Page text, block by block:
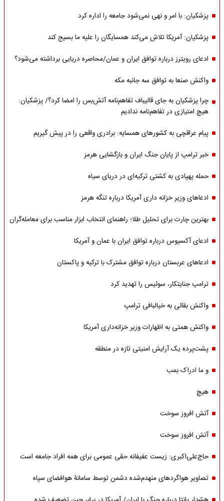
پزشکیان: با امر و نهی نمی‌شود جامعه را اداره کرد
پزشکیان: آمریکا تلاش می‌کند همسایگان را علیه ما بسیج کند
ادعای رویترز درباره توافق ایران و عمان/محاصره دریایی برداشته می‌شود؟
واکنش صنعا به توافق سه جانبه مکه
چرا پزشکیان به جای قالیباف تفاهم‌نامه آتش‌بس را امضا کرد؟/ پزشکیان:
هیچ امتیازی در تفاهم‌نامه ندادیم
پیام عراقچی به کشورهای همسایه: برادری واقعی را در پیش گیریم
خبر ترامپ از پایان جنگ ایران و بازگشایی هرمز
حمله پهپادی به کشتی ترکیه‌ای در دریای سیاه
ادعاهای وزیر خزانه داری آمریکا درباره تنگه هرمز
بهترین چارت برای تحلیل طلا؛ راهنمای انتخاب ابزار مناسب برای معامله‌گران
ادعای آکسیوس درباره توافق ایران با عمان و آمریکا
ادعاهای عربستان درباره توافق مشترک با ترکیه و پاکستان
ترامپ جنایتکار، سوئیس را تهدید کرد
واکنش بقائی به خیالبافی ترامپ
واکنش همتی به اظهارات وزیر خزانه‌داری آمریکا
پشت‌پرده یک آرایش امنیتی تازه در منطقه
و ما ادراک بمب
هیچ
آتش افروز سوخت
آتش افروز سوخت
حاج‌علی‌اکبری: زیست عفیفانه حقی عمومی برای همه افراد جامعه است
تصاویر هواگردهای منهدم‌شده دشمن توسط سامانۀ هوافضای سپاه